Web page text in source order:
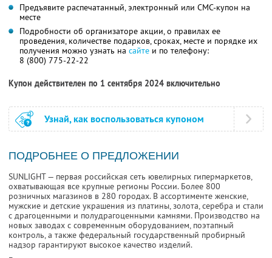
Предъявите распечатанный, электронный или СМС-купон на
месте
Подробности об организаторе акции, о правилах ее
проведения, количестве подарков, сроках, месте и порядке их
получения можно узнать на сайте и по телефону:
8 (800) 775-22-22
Купон действителен по 1 сентября 2024 включительно
Узнай, как воспользоваться купоном
ПОДРОБНЕЕ О ПРЕДЛОЖЕНИИ
SUNLIGHT — первая российская сеть ювелирных гипермаркетов,
охватывающая все крупные регионы России. Более 800
розничных магазинов в 280 городах. В ассортименте женские,
мужские и детские украшения из платины, золота, серебра и стали
с драгоценными и полудрагоценными камнями. Производство на
новых заводах с современным оборудованием, поэтапный
контроль, а также федеральный государственный пробирный
надзор гарантируют высокое качество изделий.